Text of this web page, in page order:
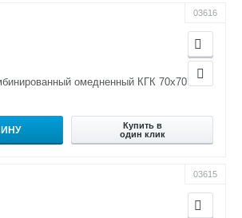
03616
омедненный КГК 70х70
Купить в
один клик
03615